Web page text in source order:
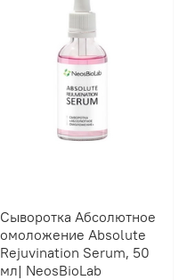
Сыворотка Абсолютное
омоложение Absolute
Rejuvination Serum, 50
мл| NeosBioLab